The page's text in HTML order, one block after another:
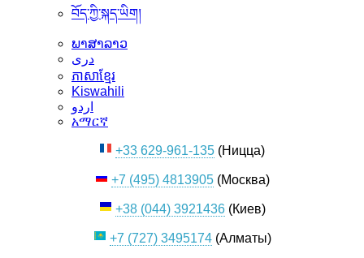
བོད་ཀྱི་སྐད་ཡིག།
ພາສາລາວ
دری
ភាសាខ្មែរ
Kiswahili
اردو
አማርኛ
+33 629-961-135 (Ницца)
+7 (495) 4813905(Москва)
+38 (044) 3921436(Киев)
+7 (727) 3495174(Алматы)